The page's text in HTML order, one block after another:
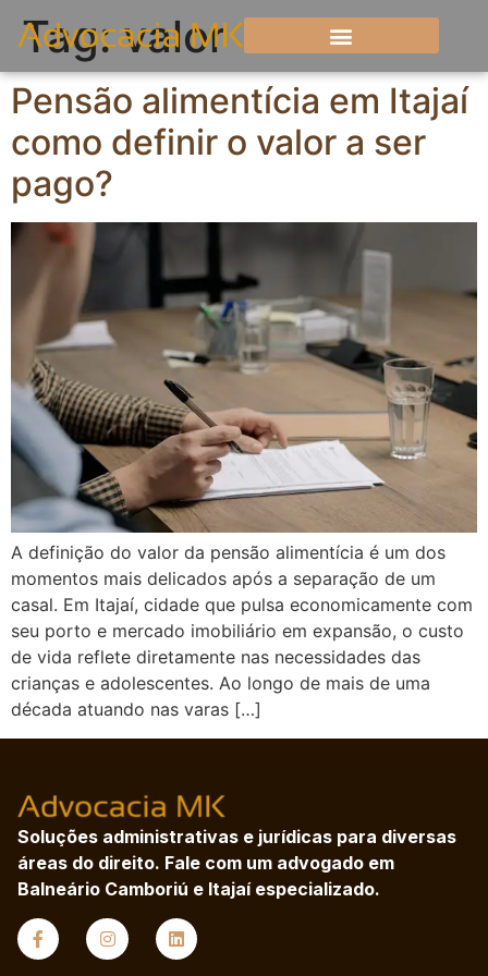
Tag:valor
Pensão alimentícia em Itajaí
como definir o valor a ser
pago?
A definição do valor da pensão alimentícia é um dos
momentos mais delicados após a separação de um
casal. Em Itajaí, cidade que pulsa economicamente com
seu porto e mercado imobiliário em expansão, o custo
de vida reflete diretamente nas necessidades das
crianças e adolescentes. Ao longo de mais de uma
década atuando nas varas […]
Soluções administrativas e jurídicas para diversas
áreas do direito. Fale com um advogado em
Balneário Camboriú e Itajaí especializado.